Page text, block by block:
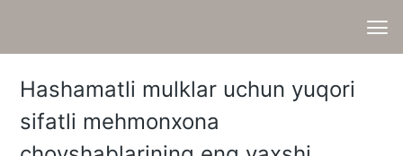
Hashamatli mulklar uchun yuqori
sifatli mehmonxona